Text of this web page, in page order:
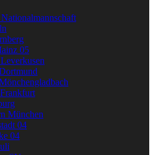
05
München
04
04